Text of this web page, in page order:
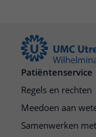
Patiëntenservice
Regels en rechten
Meedoen aan
Samenwerken